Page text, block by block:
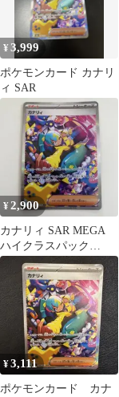
¥3,999
ポケモンカード カナリ
ィ SAR
¥2,900
カナリィ SAR MEGA
ハイクラスパック
MEGAドリームex
¥3,111
ポケモンカード カナ